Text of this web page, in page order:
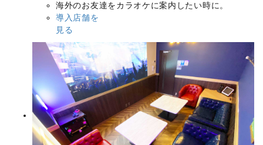
海外のお友達をカラオケに案内したい時に。
導入店舗を
見る